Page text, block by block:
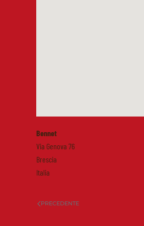
Bennet
Via Genova 76
Brescia
Italia
PRECEDENTE